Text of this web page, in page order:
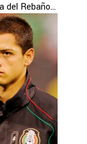
del Rebaño...